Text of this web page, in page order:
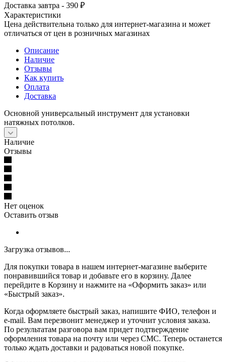
Доставка завтра - 390 ₽
Характеристики
Цена действительна только для интернет-магазина и может
отличаться от цен в розничных магазинах
Описание
Наличие
Отзывы
Как купить
Оплата
Доставка
Основной универсальный инструмент для установки
натяжных потолков.
Наличие
Отзывы
Нет оценок
Оставить отзыв
Загрузка отзывов...
Для покупки товара в нашем интернет-магазине выберите
понравившийся товар и добавьте его в корзину. Далее
перейдите в Корзину и нажмите на «Оформить заказ» или
«Быстрый заказ».
Когда оформляете быстрый заказ, напишите ФИО, телефон и
e-mail. Вам перезвонит менеджер и уточнит условия заказа.
По результатам разговора вам придет подтверждение
оформления товара на почту или через СМС. Теперь останется
только ждать доставки и радоваться новой покупке.